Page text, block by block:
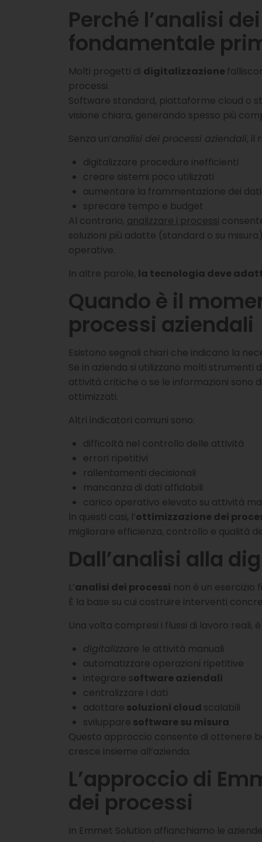
Perché l’analisi
fondamentale
Molti progetti di digitalizzazione
processi.
Software standard, piattaforme cloud o
visione chiara, generando spesso più
Senza un’analisi dei processi aziendali, il
digitalizzare procedure inefficienti
creare sistemi poco utilizzati
aumentare la frammentazione dei dati
sprecare tempo e budget
Al contrario, analizzare i processi
soluzioni più adatte (standard o su
operative.
In altre parole, la tecnologia deve
Quando è il
processi aziendali
Esistono segnali chiari che indicano la
Se in azienda si utilizzano molti
attività critiche o se le informazioni sono
ottimizzati.
Altri indicatori comuni sono:
difficoltà nel controllo delle attività
errori ripetitivi
rallentamenti decisionali
mancanza di dati affidabili
carico operativo elevato su attività
In questi casi, l’ottimizzazione dei
migliorare efficienza, controllo e qualità
Dall’analisi alla
L’analisi dei processi non è un esercizio
È la base su cui costruire interventi
Una volta compresi i flussi di lavoro reali,
digitalizzare le attività manuali
automatizzare operazioni ripetitive
integrare software aziendali
centralizzare i dati
adottare soluzioni cloud scalabili
sviluppare software su misura
Questo approccio consente di ottenere
cresce insieme all’azienda.
L’approccio di
dei processi
In Emmet Solution affianchiamo le